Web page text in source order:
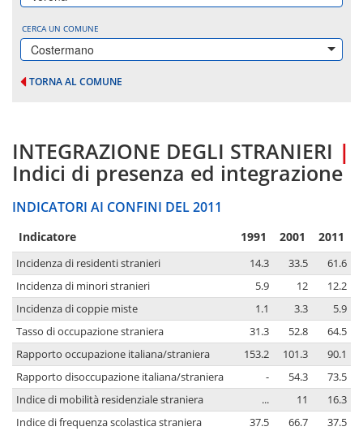
CERCA UN COMUNE
Costermano
TORNA AL COMUNE
INTEGRAZIONE DEGLI STRANIERI |
Indici di presenza ed integrazione
INDICATORI AI CONFINI DEL 2011
Indicatore 1991 2001 2011
Incidenza di residenti stranieri 14.3 33.5
61.6
Incidenza di minori stranieri
5.9 12
12.2
Incidenza di coppie miste
1.1 3.3
5.9
Tasso di occupazione straniera
31.3 52.8
64.5
Rapporto occupazione italiana/straniera
153.2 101.3
90.1
Rapporto disoccupazione italiana/straniera
- 54.3
73.5
Indice di mobilità residenziale straniera
... 11
16.3
Indice di frequenza scolastica straniera
37.5 66.7
37.5